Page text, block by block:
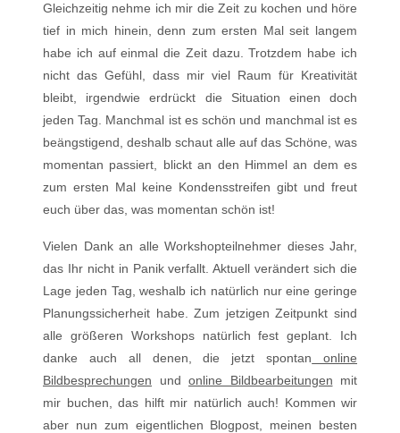
Gleichzeitig nehme ich mir die Zeit zu kochen und höre
tief in mich hinein, denn zum ersten Mal seit langem
habe ich auf einmal die Zeit dazu. Trotzdem habe ich
nicht das Gefühl, dass mir viel Raum für Kreativität
bleibt, irgendwie erdrückt die Situation einen doch
jeden Tag. Manchmal ist es schön und manchmal ist es
beängstigend, deshalb schaut alle auf das Schöne, was
momentan passiert, blickt an den Himmel an dem es
zum ersten Mal keine Kondensstreifen gibt und freut
euch über das, was momentan schön ist!
Vielen Dank an alle Workshopteilnehmer dieses Jahr,
das Ihr nicht in Panik verfallt. Aktuell verändert sich die
Lage jeden Tag, weshalb ich natürlich nur eine geringe
Planungssicherheit habe. Zum jetzigen Zeitpunkt sind
alle größeren Workshops natürlich fest geplant. Ich
danke auch all denen, die jetzt spontan online
Bildbesprechungen und online Bildbearbeitungen mit
mir buchen, das hilft mir natürlich auch! Kommen wir
aber nun zum eigentlichen Blogpost, meinen besten